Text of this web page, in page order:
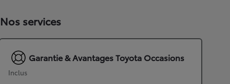
Nos services
Garantie & Avantages Toyota Occasions
Inclus